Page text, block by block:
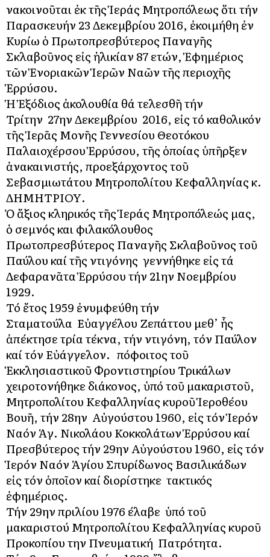
Ἀνακοινοῦται ἐκ τῆς Ἱεράς Μητροπόλεως ὅτι τήν
Παρασκευήν 23 Δεκεμβρίου 2016, ἐκοιμήθη ἐν
Κυρίω ὁ Πρωτοπρεσβύτερος Παναγῆς
Σκλαβοῦνος εἰς ἠλικίαν 87 ετών, Ἐφημέριος
τῶν Ἐνοριακῶν Ἱερῶν Ναῶν τῆς περιοχῆς
Ἐρρύσου.
Ἡ Ἐξόδιος ἀκολουθία θά τελεσθῆ τήν
Τρίτην 27ην Δεκεμβρίου 2016, εἰς τό καθολικόν
τῆς Ἱερᾶς Μονῆς Γεννεσίου Θεοτόκου
Παλαιοχέρσου Ἐρρύσου, τῆς ὁποίας ὑπῆρξεν
ἀνακαινιστής, προεξάρχοντος τοῦ
Σεβασμιωτάτου Μητροπολίτου Κεφαλληνίας κ.
ΔΗΜΗΤΡΙΟΥ.
Ὁ ἄξιος κληρικός τῆς Ἱεράς Μητροπόλεώς μας,
ὁ σεμνός και φιλακόλουθος
Πρωτοπρεσβύτερος Παναγῆς Σκλαβοῦνος τοῦ
Παύλου καί τῆς Ἀντιγόνης γεννήθηκε εἰς τά
Δεφαρανᾶτα Ἐρρύσου τήν 21ην Νοεμβρίου
1929.
Τό ἔτος 1959 ἐνυμφεύθη τήν
Σταματούλα Εὐαγγέλου Ζεπάττου μεθ’ ἧς
ἀπέκτησε τρία τέκνα, τήν Ἀντιγόνη, τόν Παύλον
καί τόν Εὐάγγελον. Ἀπόφοιτος τοῦ
Ἐκκλησιαστικοῦ Φροντιστηρίου Τρικάλων
χειροτονήθηκε διάκονος, ὑπό τοῦ μακαριστοῦ,
Μητροπολίτου Κεφαλληνίας κυροῦ Ἱεροθέου
Βουῆ, τήν 28ην Αὐγούστου 1960, εἰς τόν Ἱερόν
Ναόν Ἁγ. Νικολάου Κοκκολάτων Ἐρρύσου καί
Πρεσβύτερος τήν 29ην Αὐγούστου 1960, εἰς τόν
Ἱερόν Ναόν Ἁγίου Σπυρίδωνος Βασιλικάδων
εἰς τόν ὁποῖον καί διορίστηκε τακτικός
ἐφημέριος.
Τήν 29ην Ἀπριλίου 1976 έλαβε ὑπό τοῦ
μακαριστού Μητροπολίτου Κεφαλληνίας κυροῦ
Προκοπίου την Πνευματική Πατρότητα.